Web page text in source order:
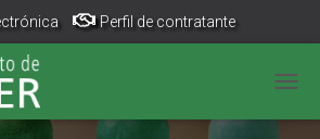
Perfil de contratante
Canal de denuncias